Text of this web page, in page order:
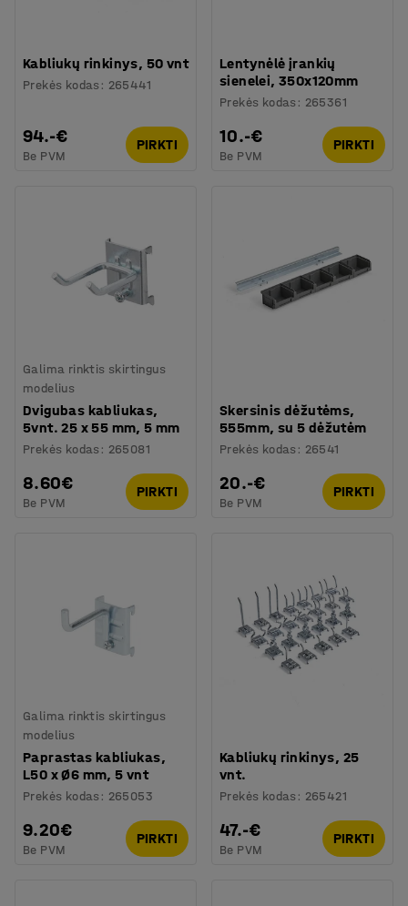
Kabliukų rinkinys, 50 vnt
Prekės kodas : 265441
94.-€
Be PVM
PIRKTI
Lentynėlė įrankių
sienelei, 350x120mm
Prekės kodas : 265361
10.-€
Be PVM
PIRKTI
Galima rinktis skirtingus
modelius
Dvigubas kabliukas,
5vnt. 25 x 55 mm, 5 mm
Prekės kodas : 265081
8.60€
Be PVM
PIRKTI
Skersinis dėžutėms,
555mm, su 5 dėžutėm
Prekės kodas : 26541
20.-€
Be PVM
PIRKTI
Galima rinktis skirtingus
modelius
Paprastas kabliukas,
L50 x Ø6 mm, 5 vnt
Prekės kodas : 265053
9.20€
Be PVM
PIRKTI
Kabliukų rinkinys, 25
vnt.
Prekės kodas : 265421
47.-€
Be PVM
PIRKTI